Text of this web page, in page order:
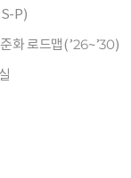
P)
화 로드맵(’26~’30)